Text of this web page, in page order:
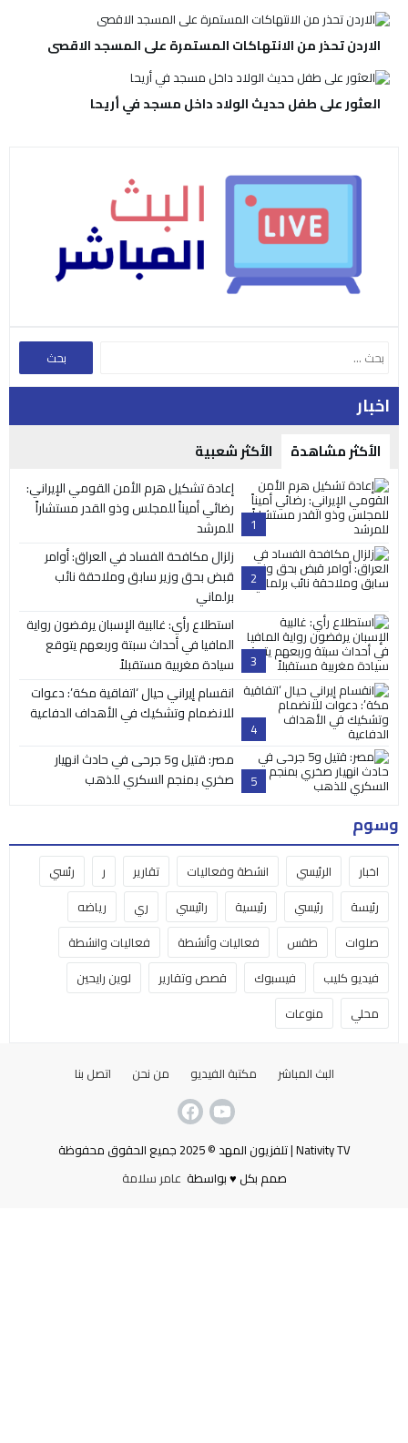
الاردن تحذر من الانتهاكات المستمرة على المسجد الاقصى
العثور على طفل حديث الولاد داخل مسجد في أريحا
اخبار
الأكثر مشاهدة الأكثر شعبية
1
إعادة تشكيل هرم الأمن القومي الإيراني:
رضائي أميناً للمجلس وذو القدر مستشاراً
للمرشد
2
زلزال مكافحة الفساد في العراق: أوامر
قبض بحق وزير سابق وملاحقة نائب
برلماني
3
استطلاع رأي: غالبية الإسبان يرفضون رواية
المافيا في أحداث سبتة وربعهم يتوقع
سيادة مغربية مستقبلاً
4
انقسام إيراني حيال ‘اتفاقية مكة’: دعوات
للانضمام وتشكيك في الأهداف الدفاعية
5
مصر: قتيل و5 جرحى في حادث انهيار
صخري بمنجم السكري للذهب
وسوم
اخبار الرئيسي انشطة وفعاليات تقارير ر
رئسي
رئيسة
رئيسي رئيسية رائيسي ري
رياضه
صلوات
طقس فعاليات وأنشطة
فعاليات وانشطة
فيديو كليب
فيسبوك قصص وتقارير
لوين رايحين
محلي
منوعات
البث المباشر مكتبة الفيديو من نحن اتصل بنا
Nativity TV | تلفزيون المهد © 2025 جميع الحقوق محفوظة
صمم بكل ♥ بواسطة عامر سلامة